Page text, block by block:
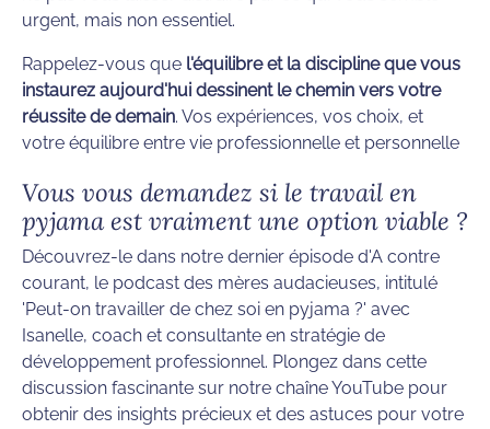
urgent, mais non essentiel.
Rappelez-vous que l'équilibre et la discipline que vous
instaurez aujourd'hui dessinent le chemin vers votre
réussite de demain. Vos expériences, vos choix, et
votre équilibre entre vie professionnelle et personnelle
Vous vous demandez si le travail en
pyjama est vraiment une option viable ?
Découvrez-le dans notre dernier épisode d'A contre
courant, le podcast des mères audacieuses, intitulé
'Peut-on travailler de chez soi en pyjama ?' avec
Isanelle, coach et consultante en stratégie de
développement professionnel. Plongez dans cette
discussion fascinante sur notre chaîne YouTube pour
obtenir des insights précieux et des astuces pour votre